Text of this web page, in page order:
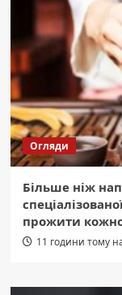
Огляди
Більше ніж
прожити
11 години тому